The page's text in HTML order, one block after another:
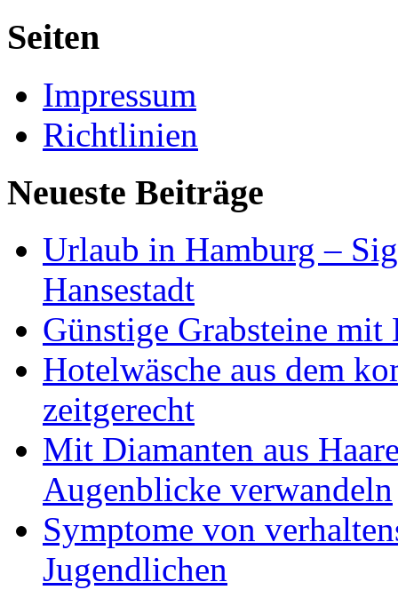
Seiten
Impressum
Richtlinien
Neueste Beiträge
Urlaub in Hamburg –
Hansestadt
Günstige Grabsteine mit
Hotelwäsche aus dem
zeitgerecht
Mit Diamanten aus
Augenblicke verwandeln
Symptome von
Jugendlichen